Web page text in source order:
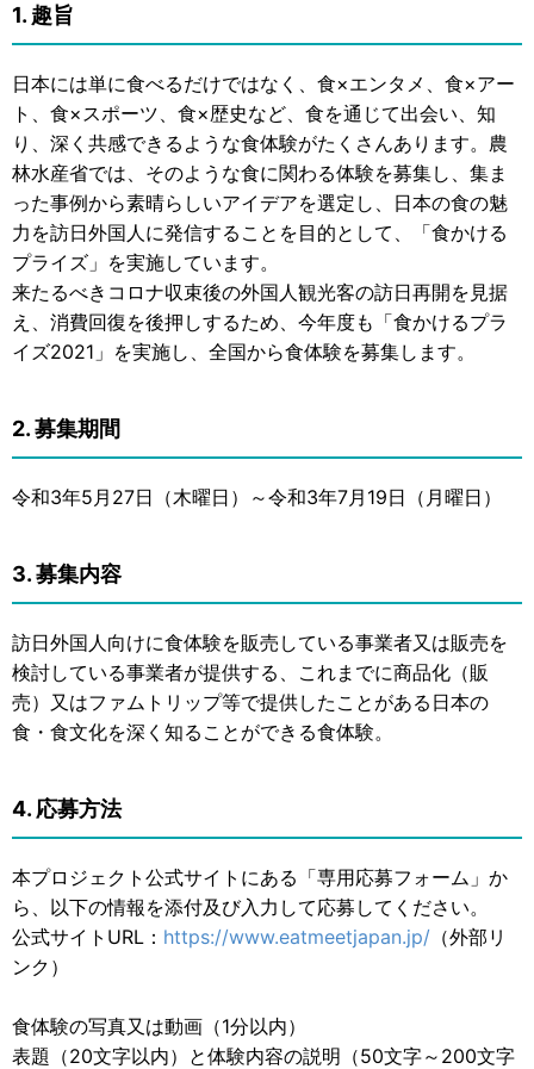
1. 趣旨
日本には単に食べるだけではなく、食×エンタメ、食×アー
ト、食×スポーツ、食×歴史など、食を通じて出会い、知
り、深く共感できるような食体験がたくさんあります。農
林水産省では、そのような食に関わる体験を募集し、集ま
った事例から素晴らしいアイデアを選定し、日本の食の魅
力を訪日外国人に発信することを目的として、「食かける
プライズ」を実施しています。
来たるべきコロナ収束後の外国人観光客の訪日再開を見据
え、消費回復を後押しするため、今年度も「食かけるプラ
イズ2021」を実施し、全国から食体験を募集します。
2. 募集期間
令和3年5月27日（木曜日）～令和3年7月19日（月曜日）
3. 募集内容
訪日外国人向けに食体験を販売している事業者又は販売を
検討している事業者が提供する、これまでに商品化（販
売）又はファムトリップ等で提供したことがある日本の
食・食文化を深く知ることができる食体験。
4. 応募方法
本プロジェクト公式サイトにある「専用応募フォーム」か
ら、以下の情報を添付及び入力して応募してください。
公式サイトURL： https://www.eatmeetjapan.jp/ （外部リ
ンク）
食体験の写真又は動画（1分以内）
表題（20文字以内）と体験内容の説明（50文字～200文字